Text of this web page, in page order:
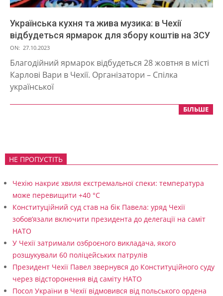
Українська кухня та жива музика: в Чехії
відбудеться ярмарок для збору коштів на ЗСУ
2023-
10-
27
ON: 27.10.2023
Благодійний ярмарок відбудеться 28 жовтня в місті
Карлові Вари в Чехії. Організатори – Спілка
української
БІЛЬШЕ
НЕ ПРОПУСТІТЬ
Чехію накриє хвиля екстремальної спеки: температура
може перевищити +40 °C
Конституційний суд став на бік Павела: уряд Чехії
зобов’язали включити президента до делегації на саміт
НАТО
У Чехії затримали озброєного викладача, якого
розшукували 60 поліцейських патрулів
Президент Чехії Павел звернувся до Конституційного суду
через відсторонення від саміту НАТО
Посол України в Чехії відмовився від польського ордена